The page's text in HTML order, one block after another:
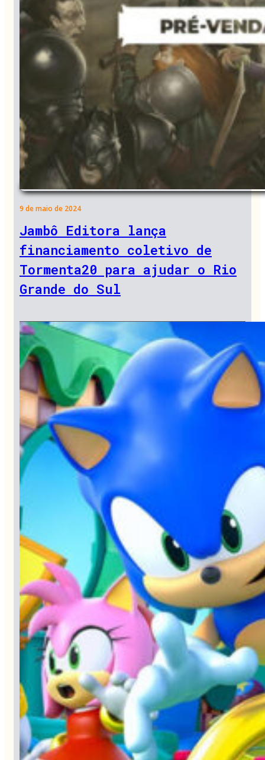
9 de maio de 2024
Jambô Editora lança
financiamento coletivo de
Tormenta20 para ajudar o Rio
Grande do Sul